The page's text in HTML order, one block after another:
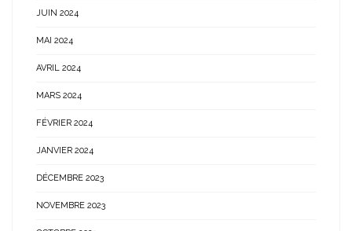
JUIN 2024
MAI 2024
AVRIL 2024
MARS 2024
FÉVRIER 2024
JANVIER 2024
DÉCEMBRE 2023
NOVEMBRE 2023